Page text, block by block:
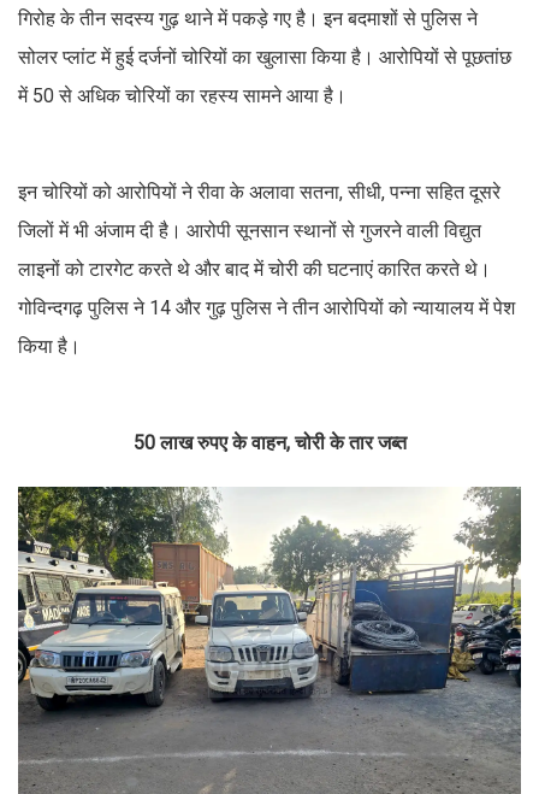
गिरोह के तीन सदस्य गुढ़ थाने में पकड़े गए है। इन बदमाशों से पुलिस ने
सोलर प्लांट में हुई दर्जनों चोरियों का खुलासा किया है। आरोपियों से पूछतांछ
में 50 से अधिक चोरियों का रहस्य सामने आया है।
इन चोरियों को आरोपियों ने रीवा के अलावा सतना, सीधी, पन्ना सहित दूसरे
जिलों में भी अंजाम दी है। आरोपी सूनसान स्थानों से गुजरने वाली विद्युत
लाइनों को टारगेट करते थे और बाद में चोरी की घटनाएं कारित करते थे।
गोविन्दगढ़ पुलिस ने 14 और गुढ़ पुलिस ने तीन आरोपियों को न्यायालय में पेश
किया है।
50 लाख रुपए के वाहन, चोरी के तार जब्त